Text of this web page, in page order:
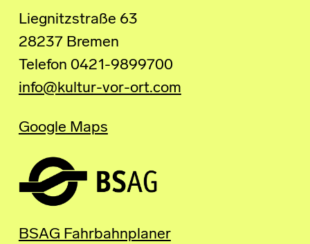
Liegnitzstraße 63
28237 Bremen
Telefon 0421-9899700
info@kultur-vor-ort.com
Google Maps
BSAG Fahrbahnplaner